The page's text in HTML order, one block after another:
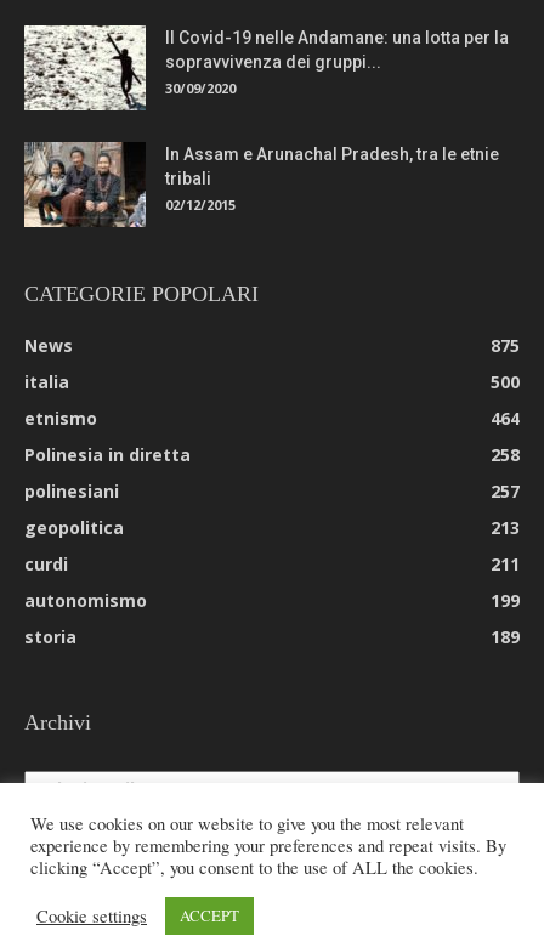
Il Covid-19 nelle Andamane: una lotta per la
sopravvivenza dei gruppi...
30/09/2020
In Assam e Arunachal Pradesh, tra le etnie
tribali
02/12/2015
CATEGORIE POPOLARI
News
875
italia
500
etnismo
464
Polinesia in diretta
258
polinesiani
257
geopolitica
213
curdi
211
autonomismo
199
storia
189
Archivi
Archivi
© 2026 All rights reserved - Etnie -
We use cookies on our website to give you the most relevant
experience by remembering your preferences and repeat visits. By
clicking “Accept”, you consent to the use of ALL the cookies.
Cookie settings ACCEPT